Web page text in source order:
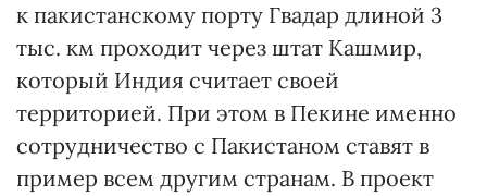
к пакистанскому порту Гвадар длиной 3
тыс. км проходит через штат Кашмир,
который Индия считает своей
территорией. При этом в Пекине именно
сотрудничество с Пакистаном ставят в
пример всем другим странам. В проект